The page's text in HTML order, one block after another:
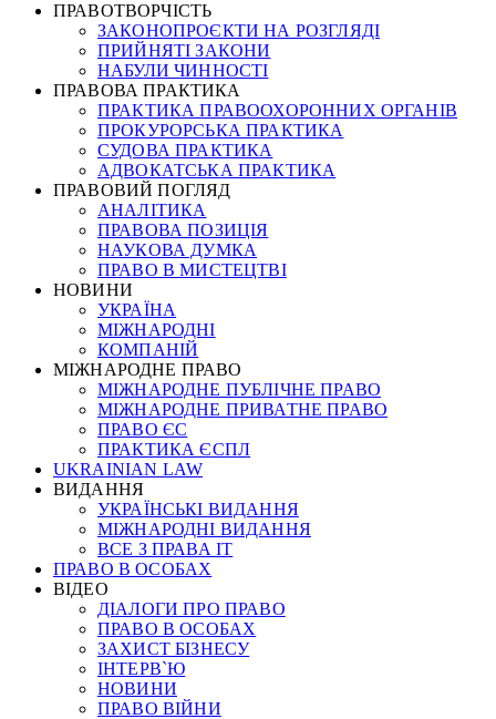
ПРАВОТВОРЧІСТЬ
ЗАКОНОПРОЄКТИ НА РОЗГЛЯДІ
ПРИЙНЯТІ ЗАКОНИ
НАБУЛИ ЧИННОСТІ
ПРАВОВА ПРАКТИКА
ПРАКТИКА ПРАВООХОРОННИХ ОРГАНІВ
ПРОКУРОРСЬКА ПРАКТИКА
СУДОВА ПРАКТИКА
АДВОКАТСЬКА ПРАКТИКА
ПРАВОВИЙ ПОГЛЯД
АНАЛІТИКА
ПРАВОВА ПОЗИЦІЯ
НАУКОВА ДУМКА
ПРАВО В МИСТЕЦТВІ
НОВИНИ
УКРАЇНА
МІЖНАРОДНІ
КОМПАНІЙ
МІЖНАРОДНЕ ПРАВО
МІЖНАРОДНЕ ПУБЛІЧНЕ ПРАВО
МІЖНАРОДНЕ ПРИВАТНЕ ПРАВО
ПРАВО ЄС
ПРАКТИКА ЄСПЛ
UKRAINIAN LAW
ВИДАННЯ
УКРАЇНСЬКІ ВИДАННЯ
МІЖНАРОДНІ ВИДАННЯ
ВСЕ З ПРАВА ІТ
ПРАВО В ОСОБАХ
ВІДЕО
ДІАЛОГИ ПРО ПРАВО
ПРАВО В ОСОБАХ
ЗАХИСТ БІЗНЕСУ
ІНТЕРВ`Ю
НОВИНИ
ПРАВО ВІЙНИ